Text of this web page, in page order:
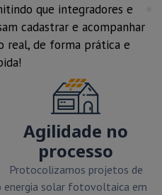
que integradores e
cadastrar e acompanhar
real, de forma prática e
Agilidade no
processo
Protocolizamos projetos de
energia solar fotovoltaica em